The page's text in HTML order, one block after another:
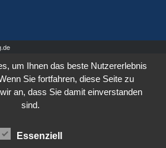
um Ihnen das beste Nutzererlebnis
Sie fortfahren, diese Seite zu
an, dass Sie damit einverstanden
sind.
Essenziell